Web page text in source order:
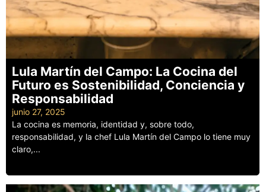
Lula Martín del Campo: La Cocina del
Futuro es Sostenibilidad, Conciencia y
Responsabilidad
junio 27, 2025
La cocina es memoria, identidad y, sobre todo,
responsabilidad, y la chef Lula Martín del Campo lo tiene muy
claro,...